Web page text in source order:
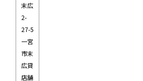
末広
2-
27-5
一宮
市末
広貸
店舗